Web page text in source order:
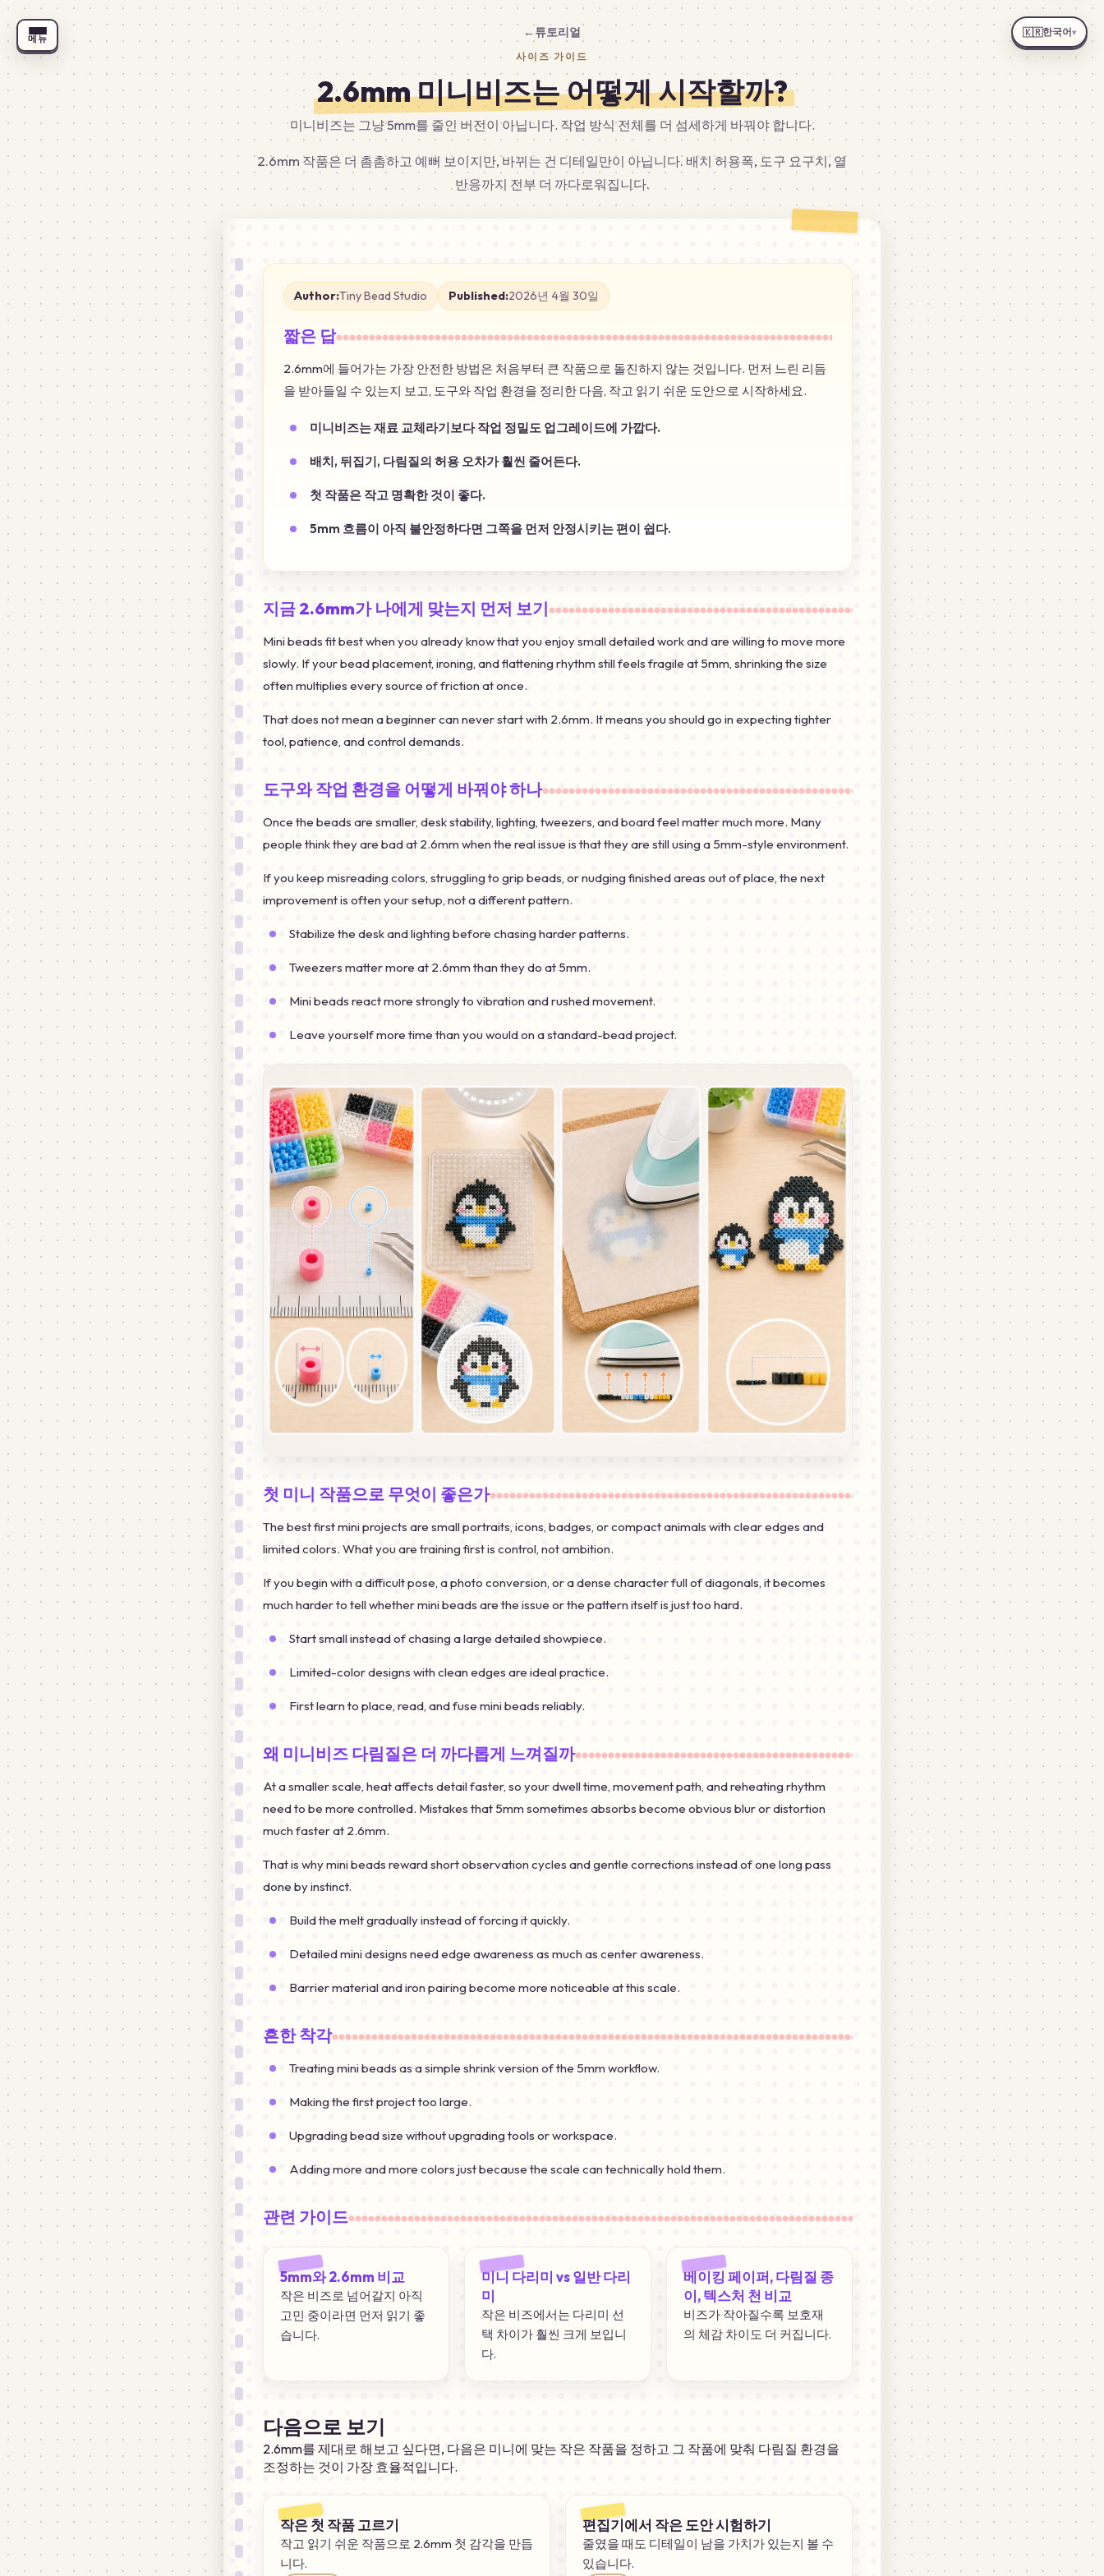
← 튜토리얼
사이즈 가이드
2.6mm 미니비즈는 어떻게 시작할까?
미니비즈는 그냥 5mm를 줄인 버전이 아닙니다. 작업 방식 전체를 더 섬세하게 바꿔야 합니다.
2.6mm 작품은 더 촘촘하고 예뻐 보이지만, 바뀌는 건 디테일만이 아닙니다. 배치 허용폭, 도구 요구치, 열
반응까지 전부 더 까다로워집니다.
Author:Tiny Bead Studio Published:2026년 4월 30일
짧은 답
2.6mm에 들어가는 가장 안전한 방법은 처음부터 큰 작품으로 돌진하지 않는 것입니다. 먼저 느린 리듬
을 받아들일 수 있는지 보고, 도구와 작업 환경을 정리한 다음, 작고 읽기 쉬운 도안으로 시작하세요.
미니비즈는 재료 교체라기보다 작업 정밀도 업그레이드에 가깝다.
배치, 뒤집기, 다림질의 허용 오차가 훨씬 줄어든다.
첫 작품은 작고 명확한 것이 좋다.
5mm 흐름이 아직 불안정하다면 그쪽을 먼저 안정시키는 편이 쉽다.
지금 2.6mm가 나에게 맞는지 먼저 보기
Mini beads fit best when you already know that you enjoy small detailed work and are willing to move more
slowly. If your bead placement, ironing, and flattening rhythm still feels fragile at 5mm, shrinking the size
often multiplies every source of friction at once.
That does not mean a beginner can never start with 2.6mm. It means you should go in expecting tighter
tool, patience, and control demands.
도구와 작업 환경을 어떻게 바꿔야 하나
Once the beads are smaller, desk stability, lighting, tweezers, and board feel matter much more. Many
people think they are bad at 2.6mm when the real issue is that they are still using a 5mm-style environment.
If you keep misreading colors, struggling to grip beads, or nudging finished areas out of place, the next
improvement is often your setup, not a different pattern.
Stabilize the desk and lighting before chasing harder patterns.
Tweezers matter more at 2.6mm than they do at 5mm.
Mini beads react more strongly to vibration and rushed movement.
Leave yourself more time than you would on a standard-bead project.
첫 미니 작품으로 무엇이 좋은가
The best first mini projects are small portraits, icons, badges, or compact animals with clear edges and
limited colors. What you are training first is control, not ambition.
If you begin with a difficult pose, a photo conversion, or a dense character full of diagonals, it becomes
much harder to tell whether mini beads are the issue or the pattern itself is just too hard.
Start small instead of chasing a large detailed showpiece.
Limited-color designs with clean edges are ideal practice.
First learn to place, read, and fuse mini beads reliably.
왜 미니비즈 다림질은 더 까다롭게 느껴질까
At a smaller scale, heat affects detail faster, so your dwell time, movement path, and reheating rhythm
need to be more controlled. Mistakes that 5mm sometimes absorbs become obvious blur or distortion
much faster at 2.6mm.
That is why mini beads reward short observation cycles and gentle corrections instead of one long pass
done by instinct.
Build the melt gradually instead of forcing it quickly.
Detailed mini designs need edge awareness as much as center awareness.
Barrier material and iron pairing become more noticeable at this scale.
흔한 착각
Treating mini beads as a simple shrink version of the 5mm workflow.
Making the first project too large.
Upgrading bead size without upgrading tools or workspace.
Adding more and more colors just because the scale can technically hold them.
관련 가이드
5mm와 2.6mm 비교
작은 비즈로 넘어갈지 아직
고민 중이라면 먼저 읽기 좋
습니다.
미니 다리미 vs 일반 다리
미
작은 비즈에서는 다리미 선
택 차이가 훨씬 크게 보입니
다.
베이킹 페이퍼, 다림질 종
이, 텍스처 천 비교
비즈가 작아질수록 보호재
의 체감 차이도 더 커집니다.
다음으로 보기
2.6mm를 제대로 해보고 싶다면, 다음은 미니에 맞는 작은 작품을 정하고 그 작품에 맞춰 다림질 환경을
조정하는 것이 가장 효율적입니다.
작은 첫 작품 고르기
작고 읽기 쉬운 작품으로 2.6mm 첫 감각을 만듭
니다.
편집기에서 작은 도안 시험하기
줄였을 때도 디테일이 남을 가치가 있는지 볼 수
있습니다.
메뉴
🇰🇷한국어▾